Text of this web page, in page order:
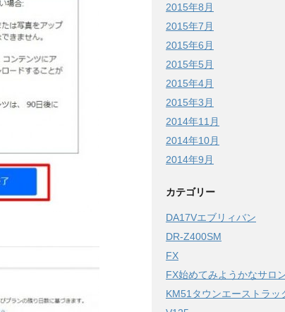
2015年8月
2015年7月
2015年6月
2015年5月
2015年4月
2015年3月
2014年11月
2014年10月
2014年9月
カテゴリー
DA17Vエブリィバン
DR-Z400SM
FX
FX始めてみようかなサロ
KM51タウンエーストラッ